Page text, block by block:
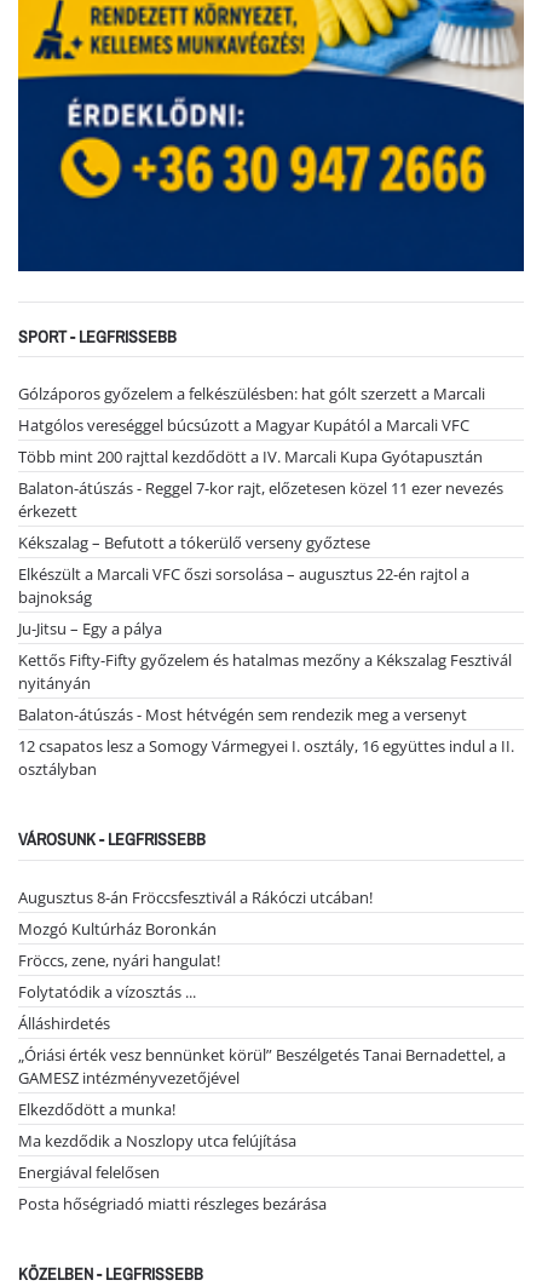
SPORT - LEGFRISSEBB
Gólzáporos győzelem a felkészülésben: hat gólt szerzett a Marcali
Hatgólos vereséggel búcsúzott a Magyar Kupától a Marcali VFC
Több mint 200 rajttal kezdődött a IV. Marcali Kupa Gyótapusztán
Balaton-átúszás - Reggel 7-kor rajt, előzetesen közel 11 ezer nevezés
érkezett
Kékszalag – Befutott a tókerülő verseny győztese
Elkészült a Marcali VFC őszi sorsolása – augusztus 22-én rajtol a
bajnokság
Ju-Jitsu – Egy a pálya
Kettős Fifty-Fifty győzelem és hatalmas mezőny a Kékszalag Fesztivál
nyitányán
Balaton-átúszás - Most hétvégén sem rendezik meg a versenyt
12 csapatos lesz a Somogy Vármegyei I. osztály, 16 együttes indul a II.
osztályban
VÁROSUNK - LEGFRISSEBB
Augusztus 8-án Fröccsfesztivál a Rákóczi utcában!
Mozgó Kultúrház Boronkán
Fröccs, zene, nyári hangulat!
Folytatódik a vízosztás ...
Álláshirdetés
„Óriási érték vesz bennünket körül” Beszélgetés Tanai Bernadettel, a
GAMESZ intézményvezetőjével
Elkezdődött a munka!
Ma kezdődik a Noszlopy utca felújítása
Energiával felelősen
Posta hőségriadó miatti részleges bezárása
KÖZELBEN - LEGFRISSEBB